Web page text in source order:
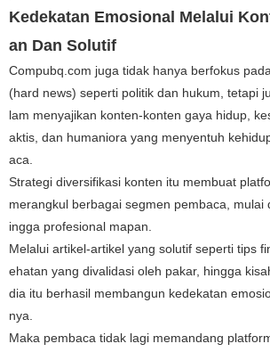
Kedekatan Emosional Melalui
an Dan Solutif
Compubq.com juga tidak hanya berfokus
(hard news) seperti politik dan hukum, tetapi
lam menyajikan konten-konten gaya hidup,
aktis, dan humaniora yang menyentuh
aca.
Strategi diversifikasi konten itu membuat
merangkul berbagai segmen pembaca, mulai
ingga profesional mapan.
Melalui artikel-artikel yang solutif seperti tips
ehatan yang divalidasi oleh pakar, hingga
dia itu berhasil membangun kedekatan
nya.
Maka pembaca tidak lagi memandang